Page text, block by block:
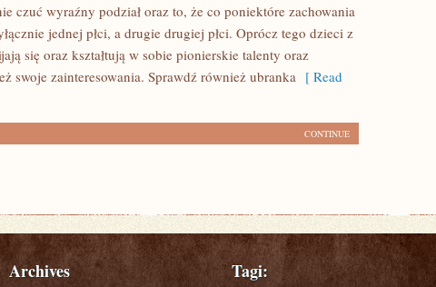
czuć wyraźny podział oraz to, że co poniektóre zachowania
jednej płci, a drugie drugiej płci. Oprócz tego dzieci z
się oraz kształtują w sobie pionierskie talenty oraz
swoje zainteresowania. Sprawdź również ubranka [ Read
CONTINUE
Archives Tagi: